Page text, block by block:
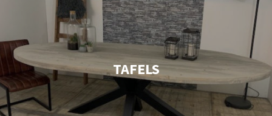
TAFELS